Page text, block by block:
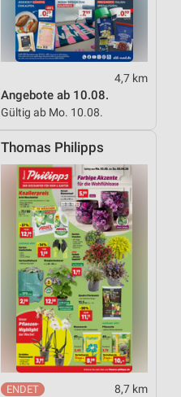
4,7 km
Angebote ab 10.08.
Gültig ab Mo. 10.08.
Thomas Philipps
8,7 km